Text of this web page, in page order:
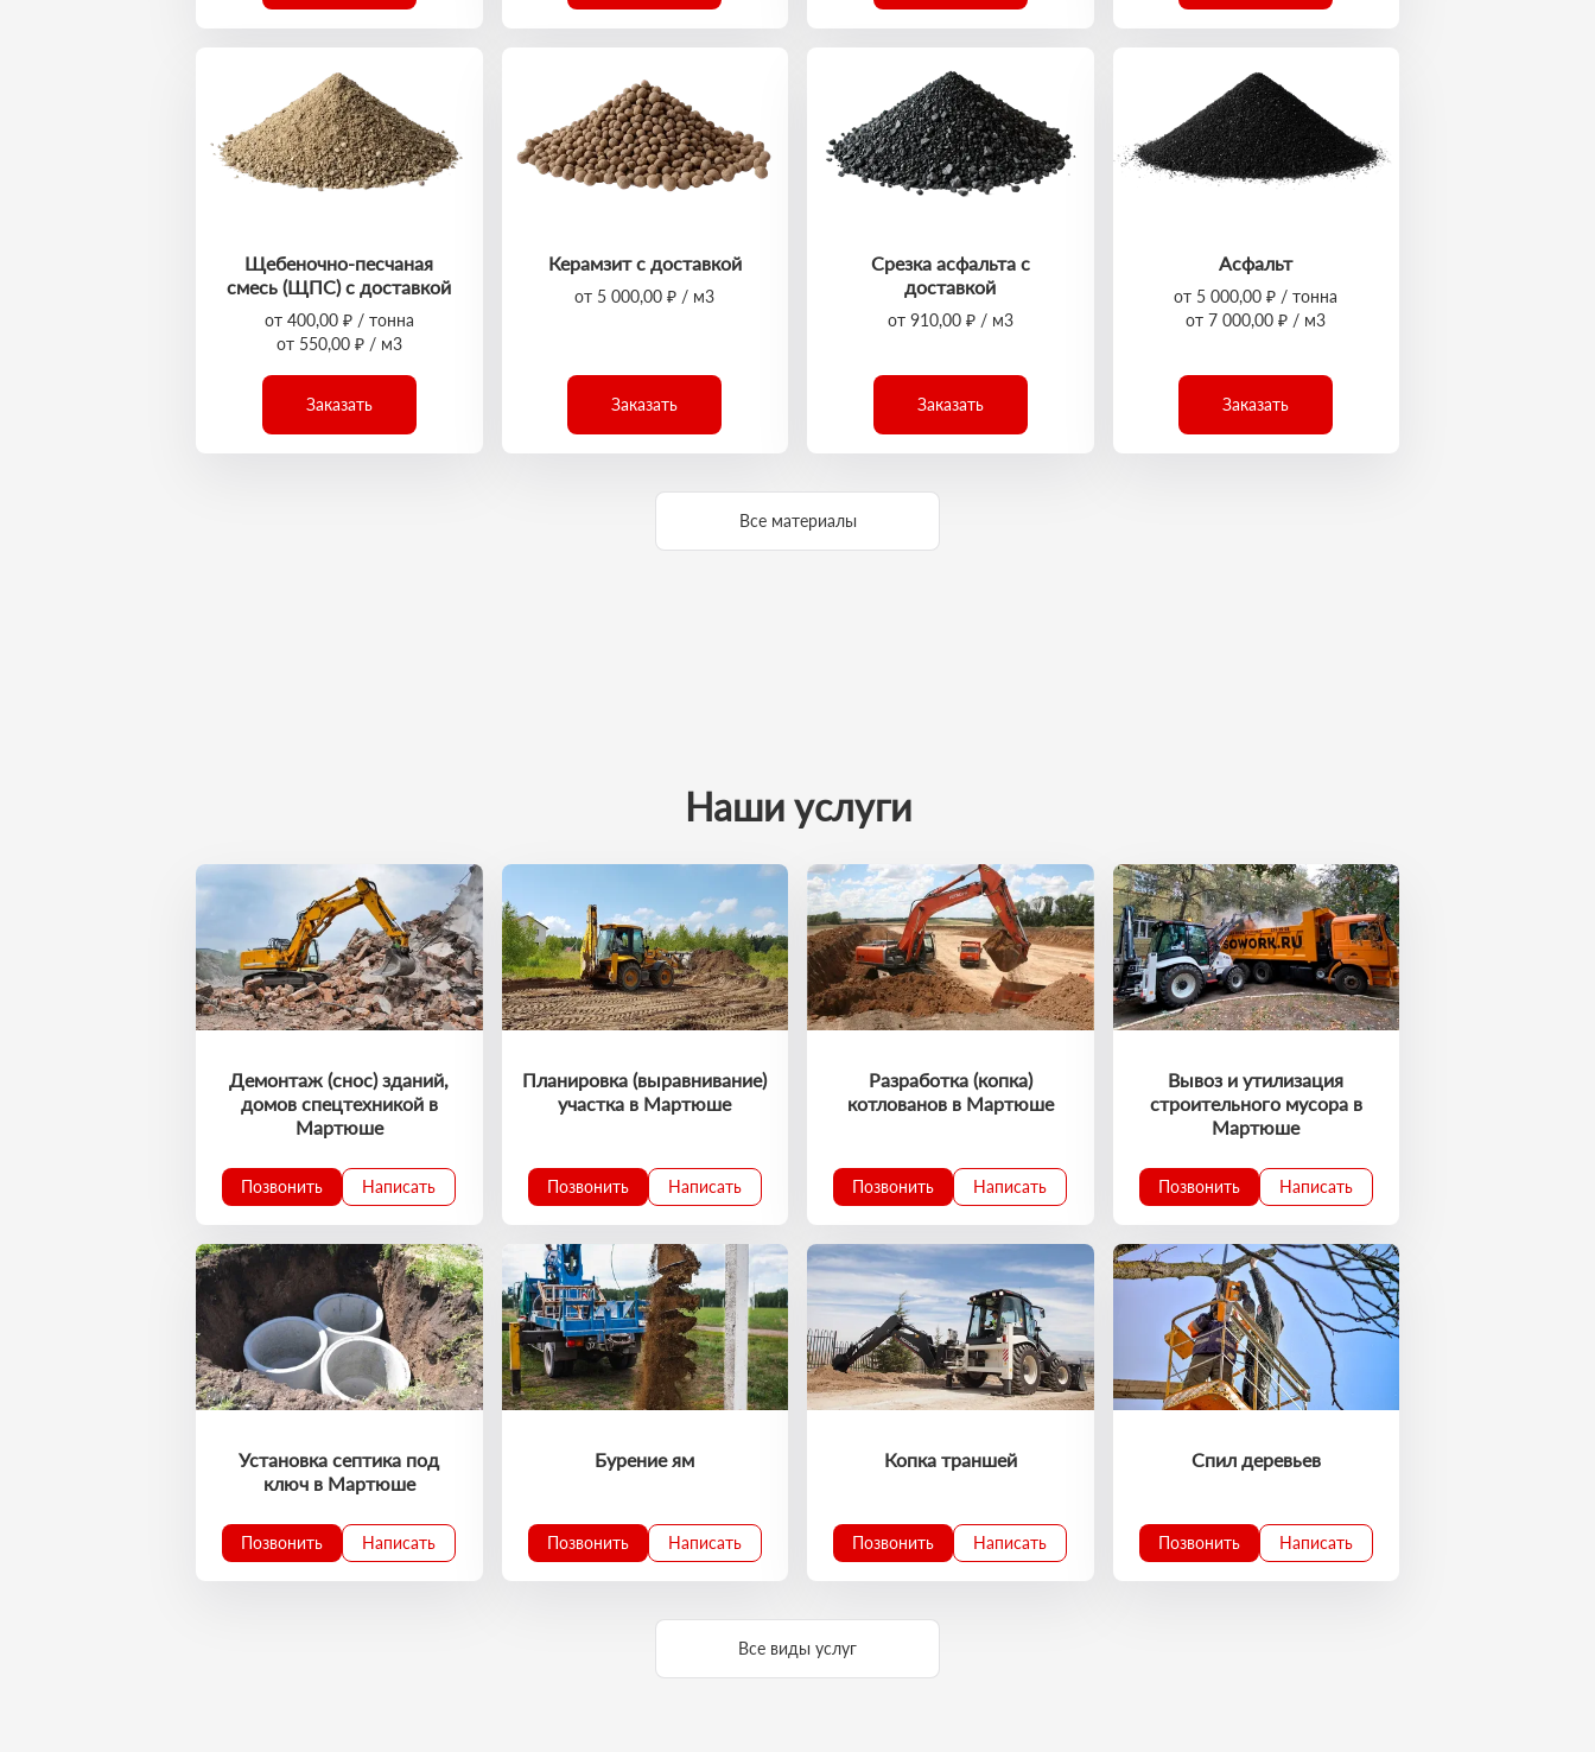
Щебеночно-песчаная
смесь (ЩПС) с доставкой
от 400,00 ₽ / тонна
от 550,00 ₽ / м3
Заказать
Керамзит с доставкой
от 5 000,00 ₽ / м3
Заказать
Срезка асфальта с
доставкой
от 910,00 ₽ / м3
Заказать
Асфальт
от 5 000,00 ₽ / тонна
от 7 000,00 ₽ / м3
Заказать
Все материалы
Наши услуги
Демонтаж (снос) зданий,
домов спецтехникой в
Мартюше
Позвонить Написать
Планировка (выравнивание)
участка в Мартюше
Позвонить Написать
Разработка (копка)
котлованов в Мартюше
Позвонить Написать
Вывоз и утилизация
строительного мусора в
Мартюше
Позвонить Написать
Установка септика под
ключ в Мартюше
Позвонить Написать
Бурение ям
Позвонить Написать
Копка траншей
Позвонить Написать
Спил деревьев
Позвонить Написать
Все виды услуг